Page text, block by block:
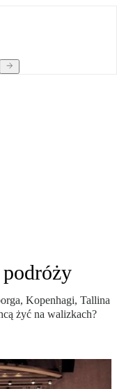
Kopenhagi, Tallina
żyć na walizkach?